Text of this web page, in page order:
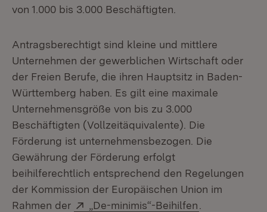
von 1.000 bis 3.000 Beschäftigten.
Antragsberechtigt sind kleine und mittlere
Unternehmen der gewerblichen Wirtschaft oder
der Freien Berufe, die ihren Hauptsitz in Baden-
Württemberg haben. Es gilt eine maximale
Unternehmensgröße von bis zu 3.000
Beschäftigten (Vollzeitäquivalente). Die
Förderung ist unternehmensbezogen. Die
Gewährung der Förderung erfolgt
beihilferechtlich entsprechend den Regelungen
der Kommission der Europäischen Union im
Rahmen der
Extern:
„De-minimis“-Beihilfen